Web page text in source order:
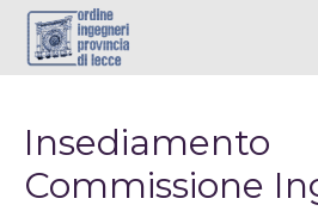
Insediamento
Commissione